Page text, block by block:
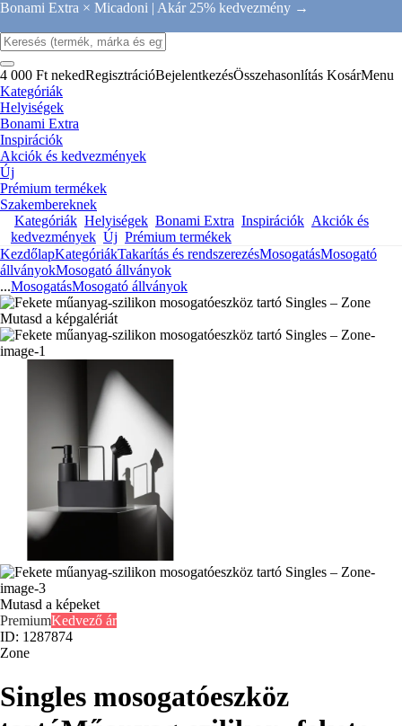
Bonami Extra × Micadoni | Akár 25% kedvezmény →
4 000 Ft nekedRegisztrációBejelentkezésÖsszehasonlítás KosárMenu
Kategóriák
Helyiségek
Bonami Extra
Inspirációk
Akciók és kedvezmények
Új
Prémium termékek
Szakembereknek
Kategóriák Helyiségek Bonami Extra Inspirációk Akciók és
kedvezmények Új Prémium termékek
KezdőlapKategóriákTakarítás és rendszerezésMosogatásMosogató
állványokMosogató állványok
...MosogatásMosogató állványok
Mutasd a képgalériát
Mutasd a képeket
PremiumKedvező ár
ID: 1287874
Zone
Singles mosogatóeszköz